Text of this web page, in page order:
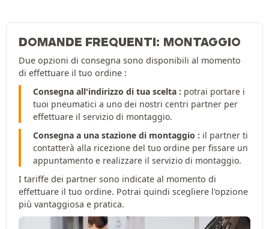
DOMANDE FREQUENTI: MONTAGGIO
Due opzioni di consegna sono disponibili al momento
di effettuare il tuo ordine :
Consegna all'indirizzo di tua scelta : potrai portare i
tuoi pneumatici a uno dei nostri centri partner per
effettuare il servizio di montaggio.
Consegna a una stazione di montaggio : il partner ti
contatterà alla ricezione del tuo ordine per fissare un
appuntamento e realizzare il servizio di montaggio.
I tariffe dei partner sono indicate al momento di
effettuare il tuo ordine. Potrai quindi scegliere l'opzione
più vantaggiosa e pratica.